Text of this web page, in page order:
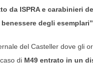
da ISPRA e carabinieri
degli
del Casteller dove gli
di M49 entrato in un